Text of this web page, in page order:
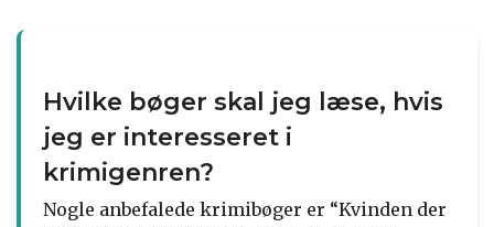
Hvilke bøger skal jeg læse, hvis
jeg er interesseret i
krimigenren?
Nogle anbefalede krimibøger er “Kvinden der